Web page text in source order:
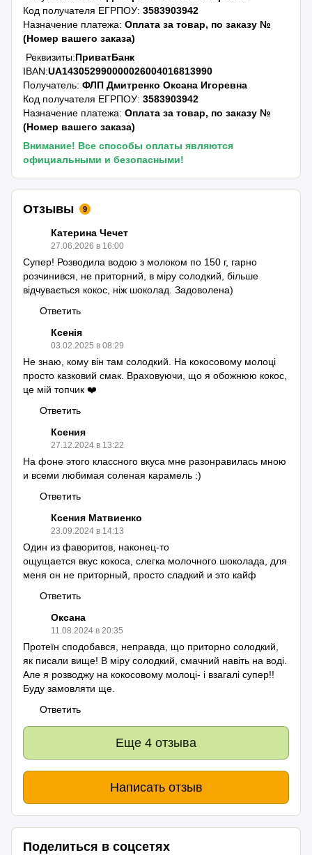
Код получателя ЕГРПОУ:3583903942
Назначение платежа:Оплата за товар, по заказу №
(Номер вашего заказа)
Реквизиты:ПриватБанк
IBAN:UA143052990000026004016813990
Получатель: ФЛП Дмитренко Оксана Игоревна
Код получателя ЕГРПОУ:3583903942
Назначение платежа:Оплата за товар, по заказу №
(Номер вашего заказа)
Внимание! Все способы оплаты являются
официальными и безопасными!
Отзывы 9
Катерина Чечет
27.06.2026 в 16:00
Супер! Розводила водою з молоком по 150 г, гарно
розчинився, не приторний, в міру солодкий, більше
відчувається кокос, ніж шоколад. Задоволена)
Ответить
Ксенія
03.02.2025 в 08:29
Не знаю, кому він там солодкий. На кокосовому молоці
просто казковий смак. Враховуючи, що я обожнюю кокос,
це мій топчик ❤️
Ответить
Ксения
27.12.2024 в 13:22
На фоне этого классного вкуса мне разонравилась мною
и всеми любимая соленая карамель :)
Ответить
Ксения Матвиенко
23.09.2024 в 14:13
Один из фаворитов, наконец-то
ощущается вкус кокоса, слегка молочного шоколада, для
меня он не приторный, просто сладкий и это кайф
Ответить
Оксана
11.08.2024 в 20:35
Протеїн сподобався, неправда, що приторно солодкий,
як писали вище! В міру солодкий, смачний навіть на воді.
Але я розводжу на кокосовому молоці- і взагалі супер!!
Буду замовляти ще.
Ответить
Еще 4 отзыва
Написать отзыв
Поделиться в соцсетях